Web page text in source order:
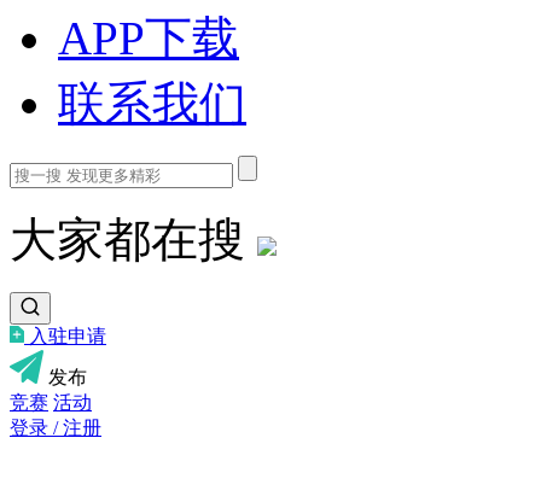
APP下载
联系我们
大家都在搜
入驻申请
发布
竞赛 活动
登录 / 注册